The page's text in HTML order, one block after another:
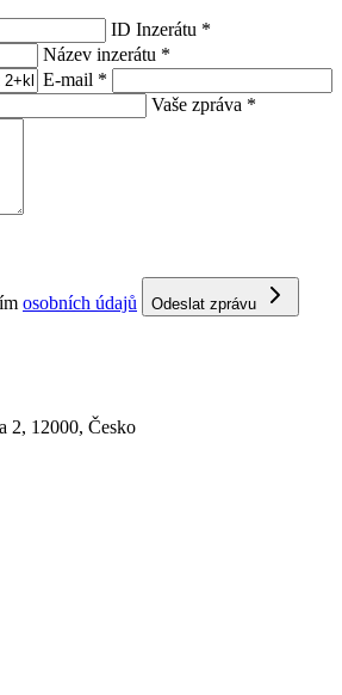
ID Inzerátu *
Název inzerátu *
E-mail *
Vaše zpráva *
osobních údajů Odeslat zprávu
2, 12000, Česko